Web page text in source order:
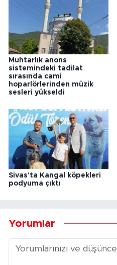
Muhtarlık anons
sistemindeki tadilat
sırasında cami
hoparlörlerinden müzik
sesleri yükseldi
Sivas'ta Kangal köpekleri
podyuma çıktı
Yorumlar